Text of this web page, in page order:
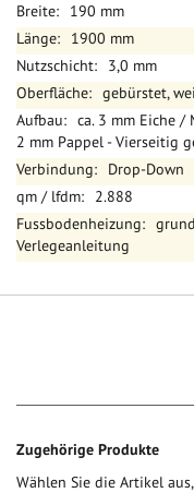
190 mm
1900 mm
3,0 mm
gebürstet,
ca. 3 mm Eiche /
2 mm Pappel - Vierseitig
Drop-Down
2.888
Verlegeanleitung
Zugehörige Produkte
Wählen Sie die Artikel